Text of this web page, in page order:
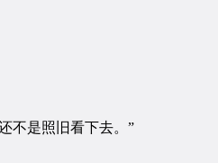
不是照旧看下去。”